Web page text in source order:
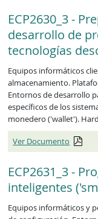
ECP2630_3 -
desarrollo de
tecnologías
Equipos informáticos
almacenamiento.
Entornos de desarrollo
específicos de los
monedero ('wallet').
Ver Documento
ECP2631_3 -
inteligentes
Equipos informáticos y